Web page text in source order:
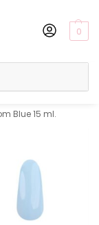
0
DE) gratis
Blue 15 ml.